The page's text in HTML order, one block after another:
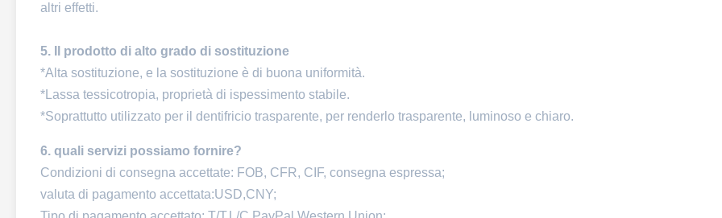
altri effetti.
5. Il prodotto di alto grado di sostituzione
*Alta sostituzione, e la sostituzione è di buona uniformità.
*Lassa tessicotropia, proprietà di ispessimento stabile.
*Soprattutto utilizzato per il dentifricio trasparente, per renderlo trasparente, luminoso e chiaro.
6. quali servizi possiamo fornire?
Condizioni di consegna accettate: FOB, CFR, CIF, consegna espressa;
valuta di pagamento accettata:USD,CNY;